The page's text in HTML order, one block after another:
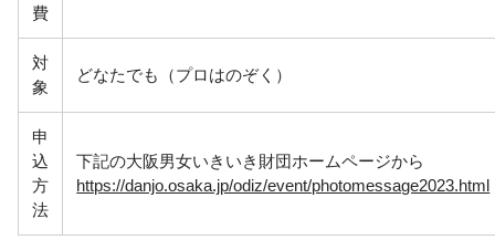
費
対
象
どなたでも（プロはのぞく）
申
込
方
法
下記の大阪男女いきいき財団ホームページから
https://danjo.osaka.jp/odiz/event/photomessage2023.html